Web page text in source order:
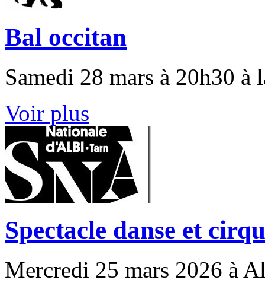
Bal occitan
Samedi 28 mars à 20h30
Voir plus
Spectacle danse et
Mercredi 25 mars 2026 à